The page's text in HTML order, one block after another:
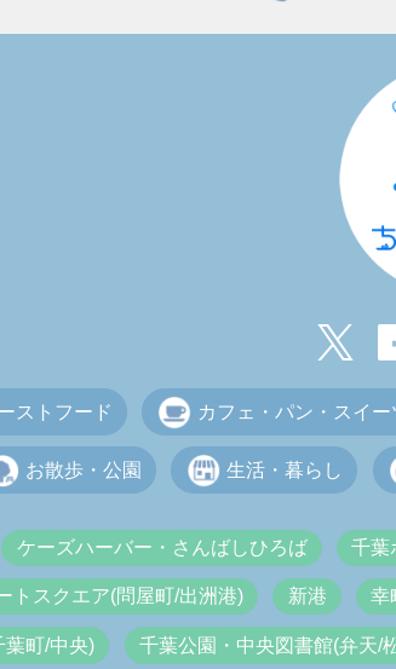
ストフード カフェ・パン・スイー
お散歩・公園 生活・暮らし
ケーズハーバー・さんばしひろば 千葉
トスクエア(問屋町/出洲港) 新港 幸
葉町/中央) 千葉公園・中央図書館(弁天/